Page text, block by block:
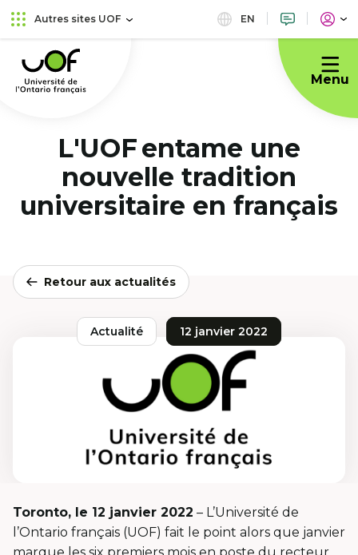
Aller
au
principal
Passer
au
contenu
Autres sites UOF EN
Université
de
l'Ontario
Menu
L'UOF entame une
nouvelle tradition
universitaire en français
Retour aux actualités
Actualité 12 janvier 2022
Toronto, le 12 janvier 2022 – L’Université de
l’Ontario français (UOF) fait le point alors que janvier